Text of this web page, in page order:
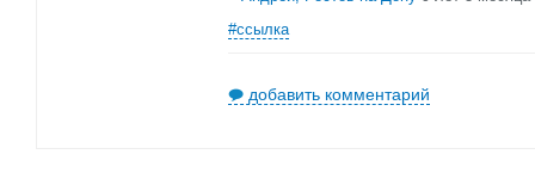
#ссылка
добавить комментарий